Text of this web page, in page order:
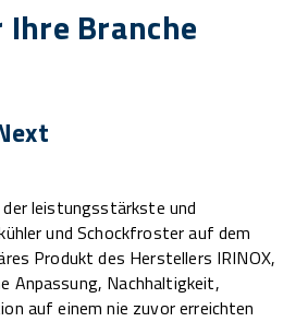
Branche
leistungsstärkste und
und Schockfroster auf dem
Produkt des Herstellers IRINOX,
Anpassung, Nachhaltigkeit,
auf einem nie zuvor erreichten